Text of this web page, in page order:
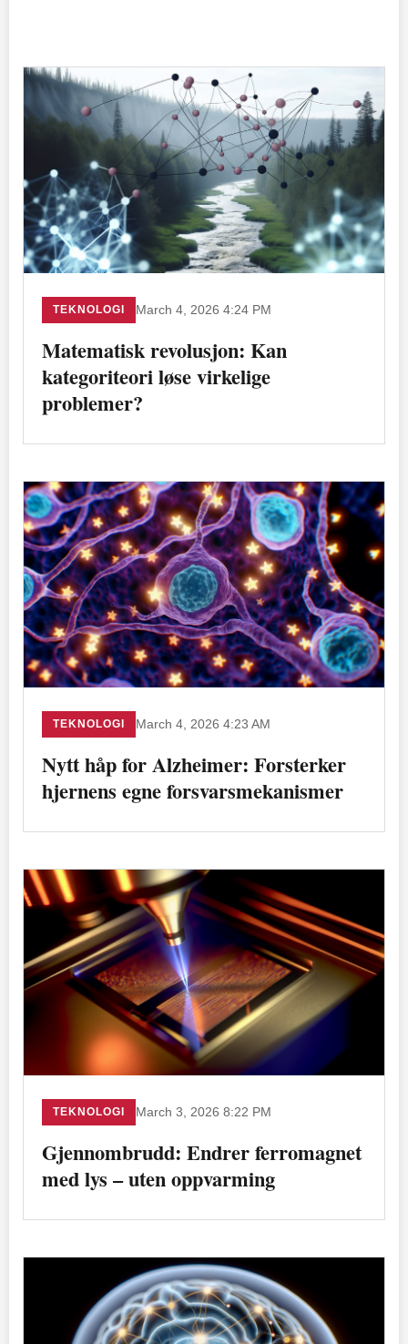
TEKNOLOGI March 4, 2026 4:24 PM
Matematisk revolusjon: Kan
kategoriteori løse virkelige
problemer?
TEKNOLOGI March 4, 2026 4:23 AM
Nytt håp for Alzheimer: Forsterker
hjernens egne forsvarsmekanismer
TEKNOLOGI March 3, 2026 8:22 PM
Gjennombrudd: Endrer ferromagnet
med lys – uten oppvarming